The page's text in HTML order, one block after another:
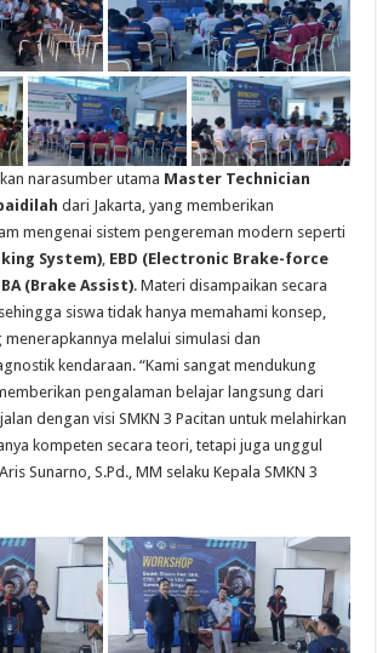
narasumber utama Master Technician
dari Jakarta, yang memberikan
mengenai sistem pengereman modern seperti
System) EBD (Electronic Brake-force
BA (Brake Assist). Materi disampaikan secara
siswa tidak hanya memahami konsep,
melalui simulasi dan
kendaraan. “Kami sangat mendukung
pengalaman belajar langsung dari
dengan visi SMKN 3 Pacitan untuk melahirkan
kompeten secara teori, tetapi juga unggul
Sunarno, S.Pd., MM selaku Kepala SMKN 3